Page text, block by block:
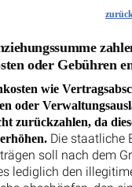
oder Gebühren
wie
oder
zurückzahlen, da
Die staatliche
soll nach dem
lediglich den